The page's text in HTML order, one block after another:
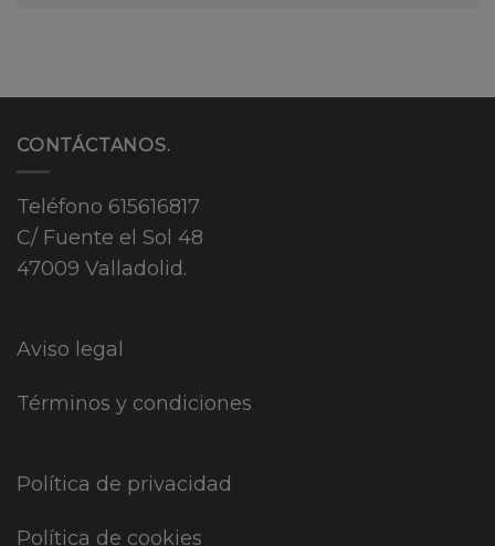
CONTÁCTANOS.
Teléfono 615616817
C/ Fuente el Sol 48
47009 Valladolid.
Aviso legal
Términos y condiciones
Política de privacidad
Política de cookies